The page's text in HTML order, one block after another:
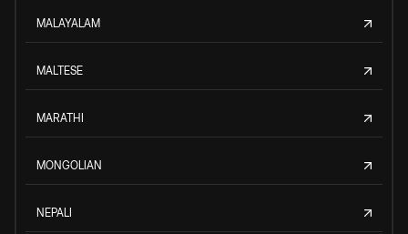
MALAYALAM
MALTESE
MARATHI
MONGOLIAN
NEPALI